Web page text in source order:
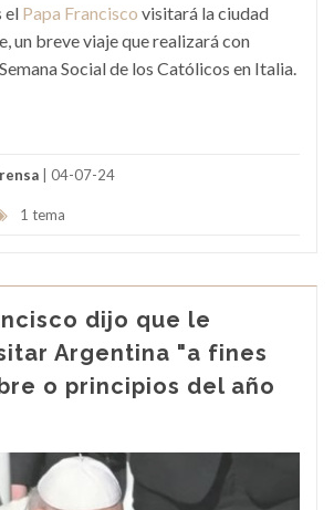
el Papa Francisco visitará la ciudad
un breve viaje que realizará con
Social de los Católicos en Italia.
| 04-07-24
1 tema
dijo que le
Argentina "a fines
o principios del año